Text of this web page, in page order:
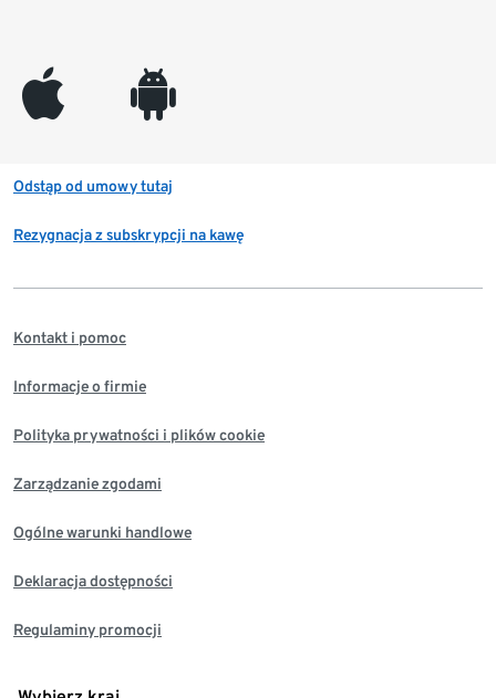
appleinc android
Odstąp od umowy tutaj
Rezygnacja z subskrypcji na kawę
Kontakt i pomoc
Informacje o firmie
Polityka prywatności i plików cookie
Zarządzanie zgodami
Ogólne warunki handlowe
Deklaracja dostępności
Regulaminy promocji